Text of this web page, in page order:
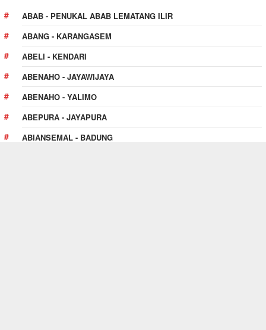
ABAB - PENUKAL ABAB LEMATANG ILIR
ABANG - KARANGASEM
ABELI - KENDARI
ABENAHO - JAYAWIJAYA
ABENAHO - YALIMO
ABEPURA - JAYAPURA
ABIANSEMAL - BADUNG